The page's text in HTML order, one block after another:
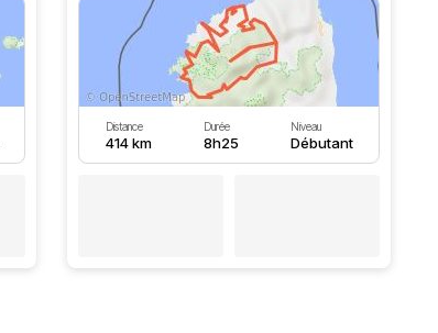
Distance
414 km
Durée
8h25
Niveau
Débutant